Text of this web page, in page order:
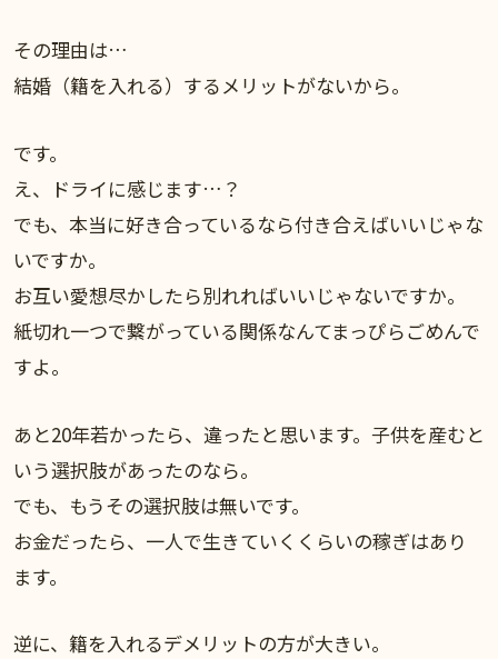
その理由は…
結婚（籍を入れる）するメリットがないから。
です。
え、ドライに感じます…？
でも、本当に好き合っているなら付き合えばいいじゃな
いですか。
お互い愛想尽かしたら別れればいいじゃないですか。
紙切れ一つで繋がっている関係なんてまっぴらごめんで
すよ。
あと20年若かったら、違ったと思います。子供を産むと
いう選択肢があったのなら。
でも、もうその選択肢は無いです。
お金だったら、一人で生きていくくらいの稼ぎはあり
ます。
逆に、籍を入れるデメリットの方が大きい。